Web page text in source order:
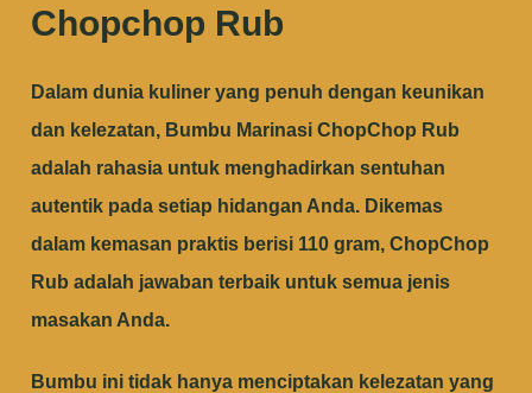
Chopchop Rub
Dalam dunia kuliner yang penuh dengan keunikan
dan kelezatan, Bumbu Marinasi ChopChop Rub
adalah rahasia untuk menghadirkan sentuhan
autentik pada setiap hidangan Anda. Dikemas
dalam kemasan praktis berisi 110 gram, ChopChop
Rub adalah jawaban terbaik untuk semua jenis
masakan Anda.
Bumbu ini tidak hanya menciptakan kelezatan yang